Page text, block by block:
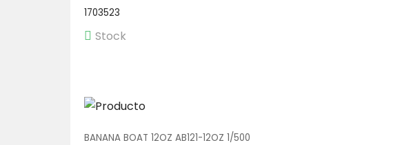
1703523
Stock
BANANA BOAT 12OZ AB121-12OZ 1/500